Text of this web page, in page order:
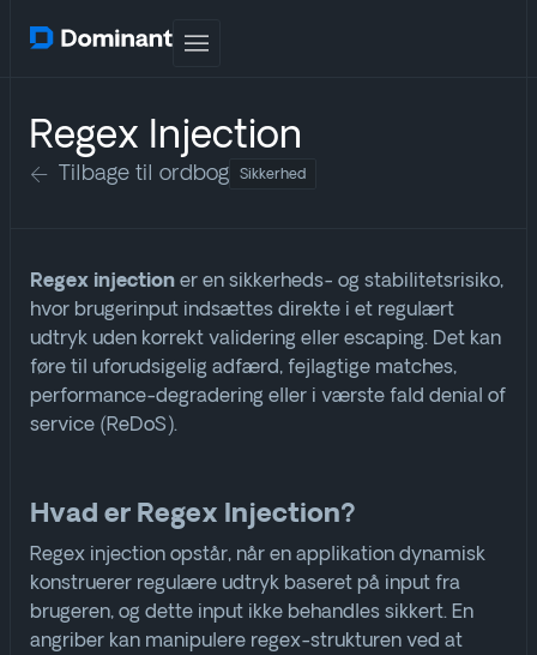
Regex Injection
Tilbage til ordbog Sikkerhed
Regex injection er en sikkerheds- og stabilitetsrisiko,
hvor brugerinput indsættes direkte i et regulært
udtryk uden korrekt validering eller escaping. Det kan
føre til uforudsigelig adfærd, fejlagtige matches,
performance-degradering eller i værste fald denial of
service (ReDoS).
Hvad er Regex Injection?
Regex injection opstår, når en applikation dynamisk
konstruerer regulære udtryk baseret på input fra
brugeren, og dette input ikke behandles sikkert. En
angriber kan manipulere regex-strukturen ved at